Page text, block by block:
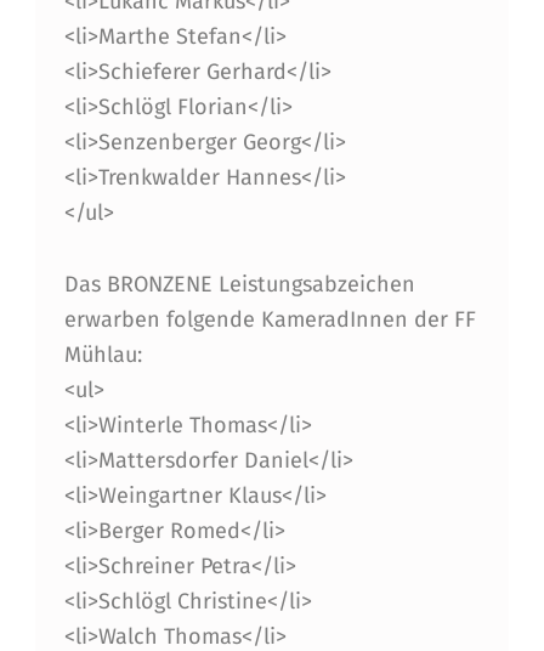
<li>Marthe Stefan</li>
<li>Schieferer Gerhard</li>
<li>Schlögl Florian</li>
<li>Senzenberger Georg</li>
<li>Trenkwalder Hannes</li>
</ul>
Das BRONZENE Leistungsabzeichen
erwarben folgende KameradInnen der FF
Mühlau:
<ul>
<li>Winterle Thomas</li>
<li>Mattersdorfer Daniel</li>
<li>Weingartner Klaus</li>
<li>Berger Romed</li>
<li>Schreiner Petra</li>
<li>Schlögl Christine</li>
<li>Walch Thomas</li>